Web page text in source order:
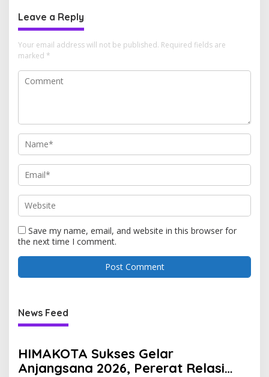
Leave a Reply
Your email address will not be published. Required fields are
marked *
Save my name, email, and website in this browser for
the next time I comment.
News Feed
HIMAKOTA Sukses Gelar
Anjangsana 2026, Pererat Relasi